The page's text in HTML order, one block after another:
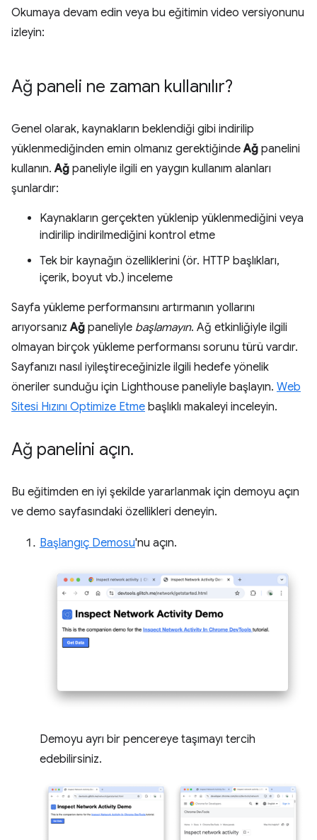
Okumaya devam edin veya bu eğitimin video versiyonunu
izleyin:
Ağ paneli ne zaman kullanılır?
Genel olarak, kaynakların beklendiği gibi indirilip
yüklenmediğinden emin olmanız gerektiğindeAğ panelini
kullanın.Ağ paneliyle ilgili en yaygın kullanım alanları
şunlardır:
Kaynakların gerçekten yüklenip yüklenmediğini veya
indirilip indirilmediğini kontrol etme
Tek bir kaynağın özelliklerini (ör. HTTP başlıkları,
içerik, boyut vb.) inceleme
Sayfa yükleme performansını artırmanın yollarını
arıyorsanızAğ paneliyle başlamayın. Ağ etkinliğiyle ilgili
olmayan birçok yükleme performansı sorunu türü vardır.
Sayfanızı nasıl iyileştireceğinizle ilgili hedefe yönelik
öneriler sunduğu için Lighthouse paneliyle başlayın. Web
Sitesi Hızını Optimize Etme başlıklı makaleyi inceleyin.
Ağ panelini açın.
Bu eğitimden en iyi şekilde yararlanmak için demoyu açın
ve demo sayfasındaki özellikleri deneyin.
Başlangıç Demosu'nu açın.
Demoyu ayrı bir pencereye taşımayı tercih
edebilirsiniz.